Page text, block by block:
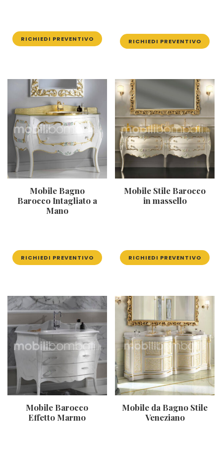
RICHIEDI PREVENTIVO RICHIEDI PREVENTIVO
Mobile Bagno
Barocco Intagliato a
Mano
RICHIEDI PREVENTIVO
Mobile Stile Barocco
in massello
RICHIEDI PREVENTIVO
Mobile Barocco
Effetto Marmo
Mobile da Bagno Stile
Veneziano